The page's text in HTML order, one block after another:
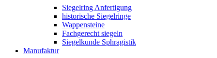
Siegelring Anfertigung
historische Siegelringe
Wappensteine
Fachgerecht siegeln
Siegelkunde Sphragistik
Manufaktur